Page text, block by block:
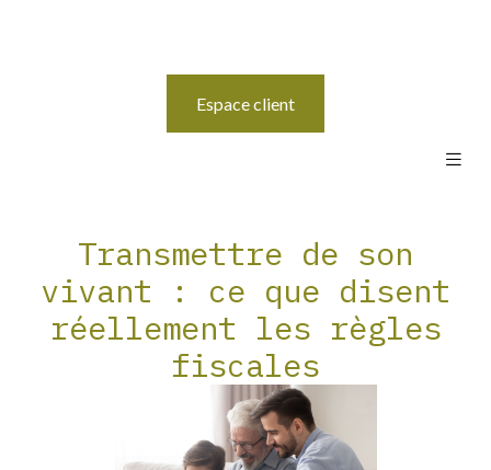
Espace client
Transmettre de son
vivant : ce que disent
réellement les règles
fiscales